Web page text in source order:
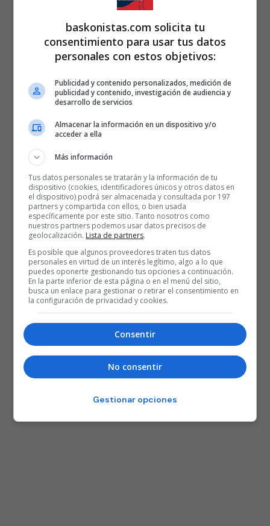
baskonistas.com solicita tu
consentimiento para usar tus datos
personales con estos objetivos:
Publicidad y contenido personalizados, medición de
publicidad y contenido, investigación de audiencia y
desarrollo de servicios
Almacenar la información en un dispositivo y/o
acceder a ella
Más información
Tus datos personales se tratarán y la información de tu
dispositivo (cookies, identificadores únicos y otros datos en
el dispositivo) podrá ser almacenada y consultada por 197
partners y compartida con ellos, o bien usada
específicamente por este sitio. Tanto nosotros como
nuestros partners podemos usar datos precisos de
geolocalización. Lista de partners.
Es posible que algunos proveedores traten tus datos
personales en virtud de un interés legítimo, algo a lo que
puedes oponerte gestionando tus opciones a continuación.
En la parte inferior de esta página o en el menú del sitio,
busca un enlace para gestionar o retirar el consentimiento en
la configuración de privacidad y cookies.
Consentir
No consentir
Gestionar opciones